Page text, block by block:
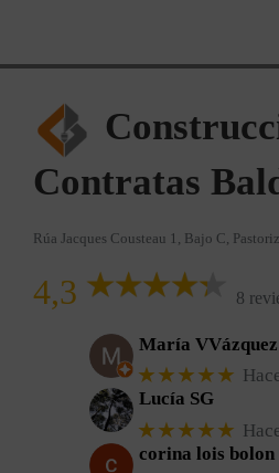
Contratas
Rúa Jacques Cousteau 1, Bajo C,
4,3 8
María VVázquez
★★★★★
Lucía SG
★★★★★
corina lois bolon